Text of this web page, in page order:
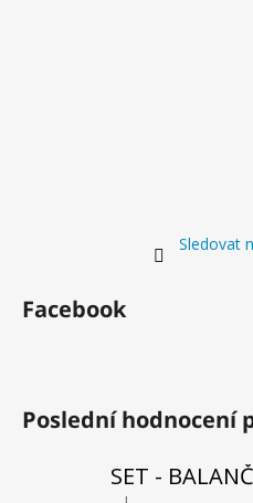
Sledovat
Facebook
Poslední hodnocení